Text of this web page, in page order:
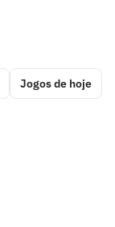
Jogos de hoje